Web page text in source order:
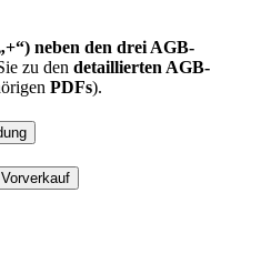
neben den drei AGB-
zu den detaillierten AGB-
PDFs).